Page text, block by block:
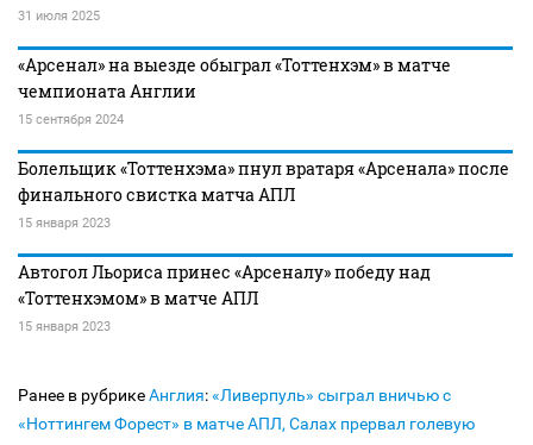
31 июля 2025
«Арсенал» на выезде обыграл «Тоттенхэм» в матче
чемпионата Англии
15 сентября 2024
Болельщик «Тоттенхэма» пнул вратаря «Арсенала» после
финального свистка матча АПЛ
15 января 2023
Автогол Льориса принес «Арсеналу» победу над
«Тоттенхэмом» в матче АПЛ
15 января 2023
Ранее в рубрикеАнглия:«Ливерпуль» сыграл вничью с
«Ноттингем Форест» в матче АПЛ, Салах прервал голевую